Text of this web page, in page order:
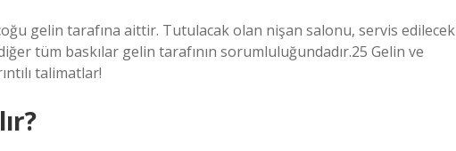
gelin tarafına aittir. Tutulacak olan nişan salonu, servis edilecek
tüm baskılar gelin tarafının sorumluluğundadır.25 Gelin ve
talimatlar!